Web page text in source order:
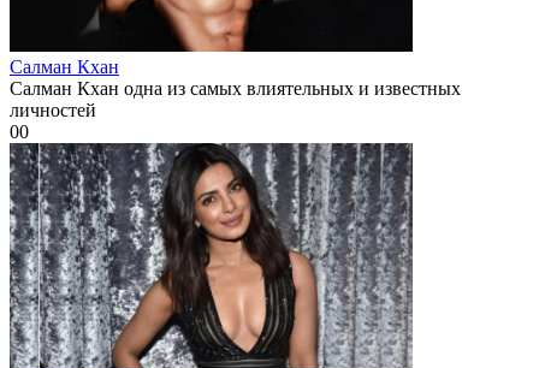
Салман Кхан
Салман Кхан одна из самых влиятельных и известных
личностей
00